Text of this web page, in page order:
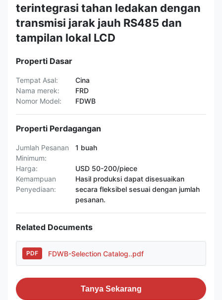
terintegrasi tahan ledakan dengan
transmisi jarak jauh RS485 dan
tampilan lokal LCD
Properti Dasar
Tempat Asal:
Cina
Nama merek:
FRD
Nomor Model:
FDWB
Properti Perdagangan
Jumlah Pesanan
Minimum:
1 buah
Harga:
USD 50-200/piece
Kemampuan
Penyediaan:
Hasil produksi dapat disesuaikan
secara fleksibel sesuai dengan jumlah
pesanan.
Related Documents
PDF FDWB-Selection Catalog..pdf
Tanya Sekarang